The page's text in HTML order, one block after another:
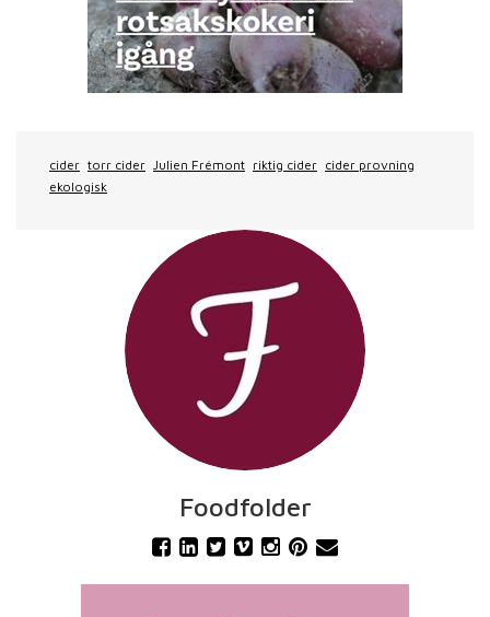
cider torr cider Julien Frémont riktig cider cider provning
ekologisk
Foodfolder